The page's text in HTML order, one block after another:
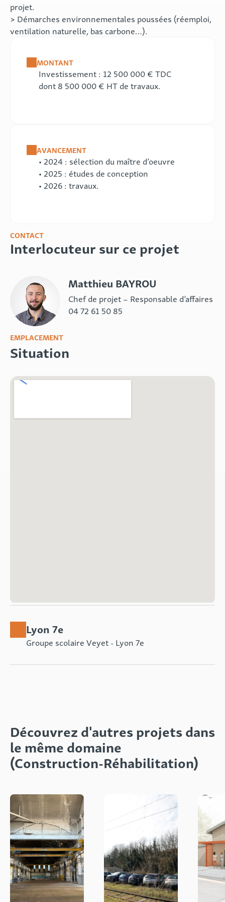
projet.
> Démarches environnementales poussées (réemploi,
ventilation naturelle, bas carbone…).
MONTANT
Investissement : 12 500 000 € TDC
dont 8 500 000 € HT de travaux.
AVANCEMENT
• 2024 : sélection du maître d’oeuvre
• 2025 : études de conception
• 2026 : travaux.
CONTACT
Interlocuteur sur ce projet
Matthieu BAYROU
Chef de projet – Responsable d’affaires
04 72 61 50 85
EMPLACEMENT
Situation
Lyon 7e
Groupe scolaire Veyet - Lyon 7e
Découvrez d'autres projets dans
le même domaine
(Construction-Réhabilitation)